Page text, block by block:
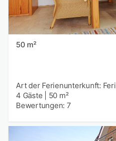
50 m²
Art der Ferienunterkunft:
4 Gäste
50 m²
Bewertungen: 7